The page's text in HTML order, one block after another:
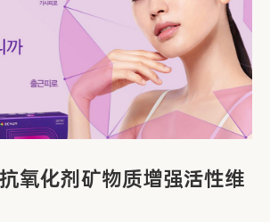
氧化剂矿物质增强活性维